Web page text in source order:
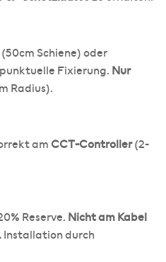
(50cm Schiene) oder
Fixierung. Nur
Radius).
am CCT-Controller(2-
Reserve. Nicht am Kabel
Installation durch